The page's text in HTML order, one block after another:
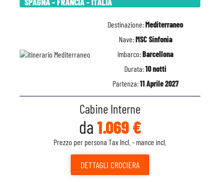
Destinazione:Mediterraneo
Nave:MSC Sinfonia
Imbarco:Barcellona
Durata:10 notti
Partenza:11 Aprile 2027
Cabine Interne
da 1.069 €
Prezzo per persona Tax Incl. - mance incl.
DETTAGLI CROCIERA